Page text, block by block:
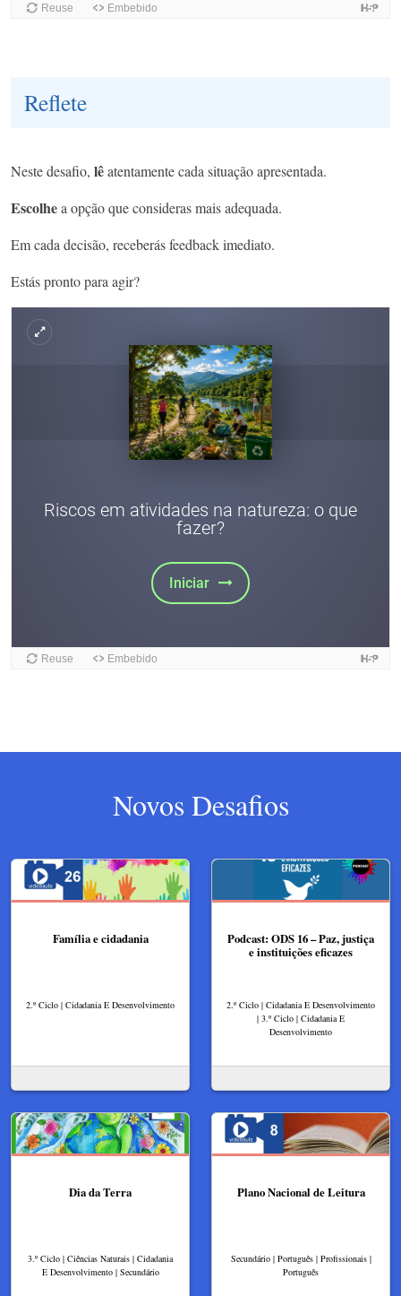
Reflete
Neste desafio, lêatentamente cada situação apresentada.
Escolhea opção que consideras mais adequada.
Em cada decisão, receberás feedback imediato.
Estás pronto para agir?
Novos Desafios
Família e cidadania
2.º Ciclo | Cidadania E Desenvolvimento
Podcast: ODS 16 – Paz, justiça
e instituições eficazes
2.º Ciclo | Cidadania E Desenvolvimento
| 3.º Ciclo | Cidadania E
Desenvolvimento
Dia da Terra
3.º Ciclo | Ciências Naturais | Cidadania
E Desenvolvimento | Secundário
Plano Nacional de Leitura
Secundário | Português | Profissionais |
Português